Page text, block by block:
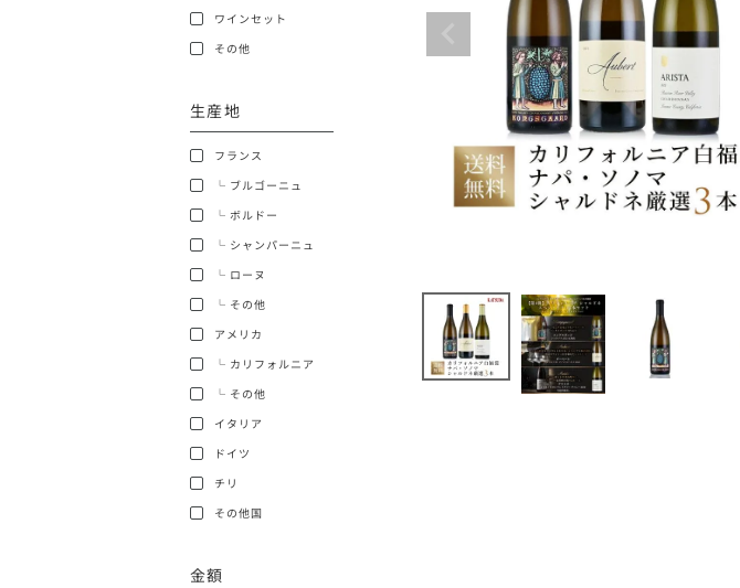
生産地から探す
ボルドー
ローヌ
赤ワイン
スパークリング
価格帯から探す
お得な情報を受け取る
ワインセット
その他
生産地
フランス
└ ブルゴーニュ
└ ボルドー
└ シャンパーニュ
└ ローヌ
└ その他
アメリカ
└ カリフォルニア
└ その他
イタリア
ドイツ
チリ
その他国
金額